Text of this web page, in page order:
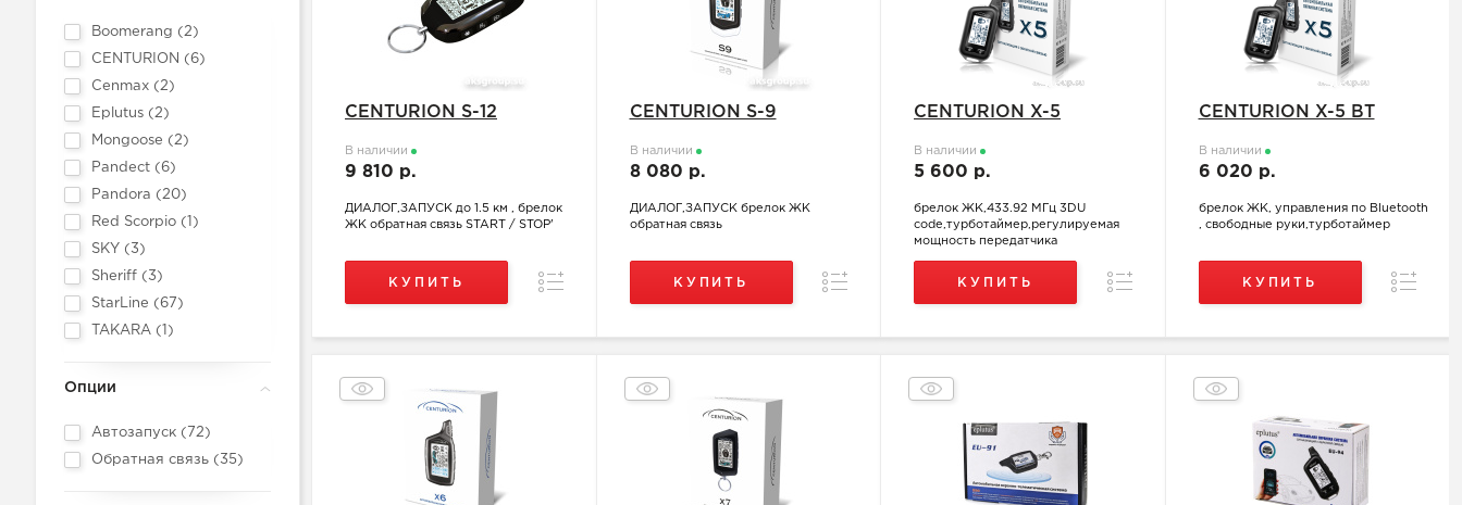
Boomerang ( 2)
CENTURION (6)
Cenmax ( 2)
Eplutus ( 2)
Mongoose ( 2)
Pandect (6)
Pandora ( 20)
Red Scorpio ( )
SKY ( 3)
Sheriff ( 3)
StarLine (67)
TAKARA ( )
Опции
Автозапуск ( 72)
Обратная связь ( 35)
CENTURION S-12
В наличии
9 810 р.
ДИАЛОГ,ЗАПУСК до 1.5 км , брелок
ЖК обратная связь START / STOP'
КУПИТЬ Сравнение
CENTURION S-9
В наличии
8 080 р.
ДИАЛОГ,ЗАПУСК брелок ЖК
обратная связь
КУПИТЬ Сравнение
CENTURION X-5
В наличии
5 600 р.
брелок ЖК,433.92 МГц 3DU
code,турботаймер,регулируемая
мощность передатчика
КУПИТЬ Сравнение
CENTURION X-5 BT
В наличии
6 020 р.
брелок ЖК, управления по Bluetooth
, свободные руки,турботаймер
КУПИТЬ